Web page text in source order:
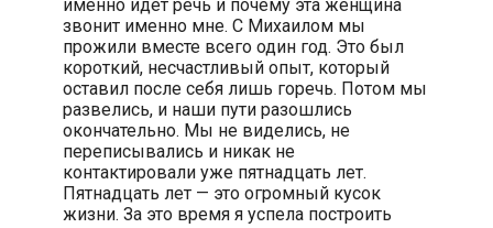
именно идёт речь и почему эта женщина
звонит именно мне. С Михаилом мы
прожили вместе всего один год. Это был
короткий, несчастливый опыт, который
оставил после себя лишь горечь. Потом мы
развелись, и наши пути разошлись
окончательно. Мы не виделись, не
переписывались и никак не
контактировали уже пятнадцать лет.
Пятнадцать лет — это огромный кусок
жизни. За это время я успела построить